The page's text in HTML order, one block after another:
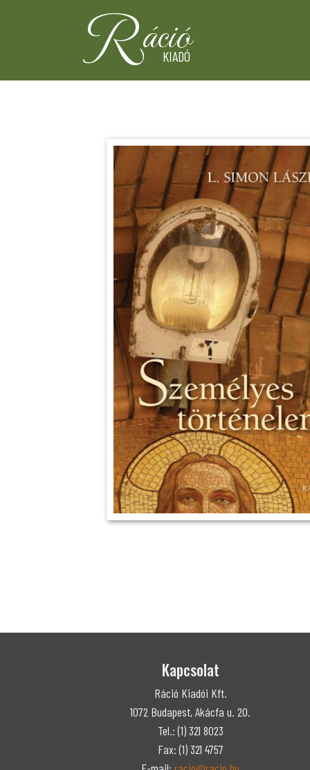
Ráció
KIADÓ
Kapcsolat
Ráció Kiadói Kft.
1072 Budapest, Akácfa u. 20.
Tel.: (1) 321 8023
Fax: (1) 321 4757